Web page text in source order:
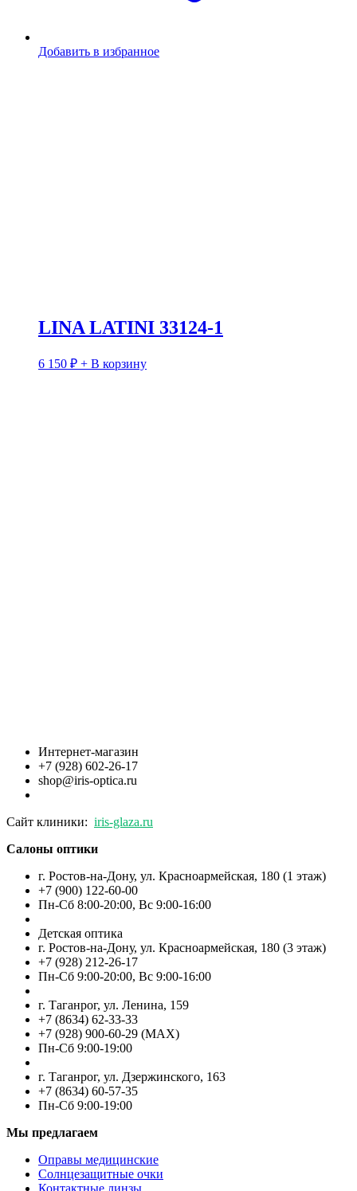
Добавить в избранное
LINA LATINI 33124-1
6 150 ₽ + В корзину
Интернет-магазин
+7 (928) 602-26-17
shop@iris-optica.ru
Сайт клиники: iris-glaza.ru
Салоны оптики
г. Ростов-на-Дону, ул. Красноармейская, 180 (1 этаж)
+7 (900) 122-60-00
Пн-Cб 8:00-20:00, Вс 9:00-16:00
Детская оптика
г. Ростов-на-Дону, ул. Красноармейская, 180 (3 этаж)
+7 (928) 212-26-17
Пн-Cб 9:00-20:00, Вс 9:00-16:00
г. Таганрог, ул. Ленина, 159
+7 (8634) 62-33-33
+7 (928) 900-60-29 (MAX)
Пн-Cб 9:00-19:00
г. Таганрог, ул. Дзержинского, 163
+7 (8634) 60-57-35
Пн-Сб 9:00-19:00
Мы предлагаем
Оправы медицинские
Солнцезащитные очки
Контактные линзы